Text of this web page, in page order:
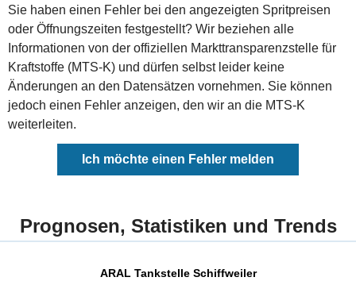
Sie haben einen Fehler bei den angezeigten Spritpreisen
oder Öffnungszeiten festgestellt? Wir beziehen alle
Informationen von der offiziellen Markttransparenzstelle für
Kraftstoffe (MTS-K) und dürfen selbst leider keine
Änderungen an den Datensätzen vornehmen. Sie können
jedoch einen Fehler anzeigen, den wir an die MTS-K
weiterleiten.
Ich möchte einen Fehler melden
Prognosen, Statistiken und Trends
ARAL Tankstelle Schiffweiler